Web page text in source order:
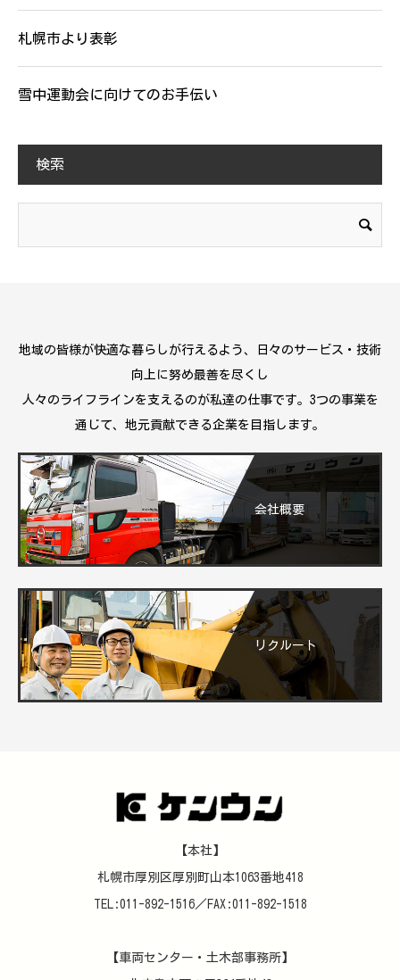
札幌市より表彰
雪中運動会に向けてのお手伝い
検索
地域の皆様が快適な暮らしが行えるよう、日々のサービス・技術
向上に努め最善を尽くし
人々のライフラインを支えるのが私達の仕事です。3つの事業を
通じて、地元貢献できる企業を目指します。
会社概要
リクルート
【本社】
札幌市厚別区厚別町山本1063番地418
TEL:011-892-1516／FAX:011-892-1518
【車両センター・土木部事務所】